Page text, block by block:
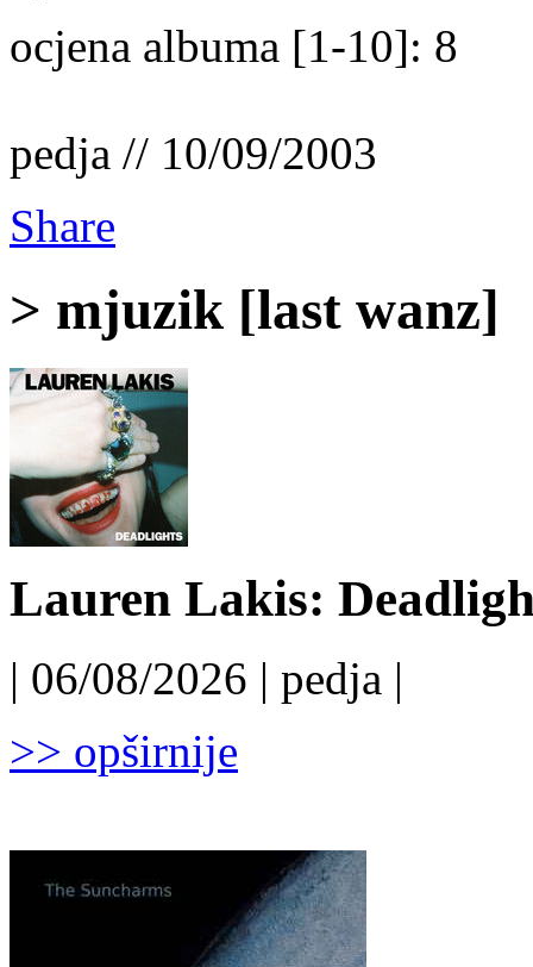
ocjena albuma [1-10]: 8
pedja // 10/09/2003
Share
> mjuzik [last wanz]
Lauren Lakis:
| 06/08/2026 | pedja |
>> opširnije